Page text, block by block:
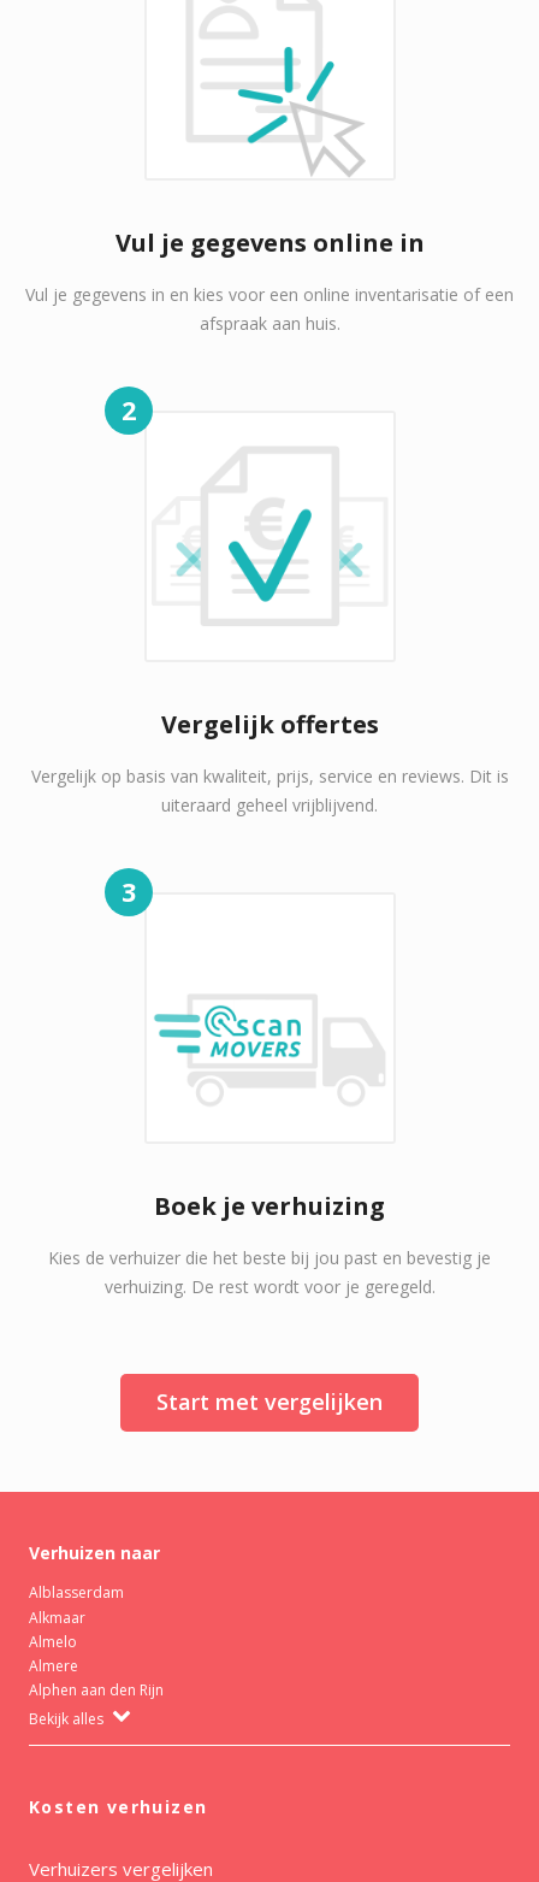
Vul je gegevens online in
Vul je gegevens in en kies voor een online inventarisatie of een
afspraak aan huis.
2
Vergelijk offertes
Vergelijk op basis van kwaliteit, prijs, service en reviews. Dit is
uiteraard geheel vrijblijvend.
3
Boek je verhuizing
Kies de verhuizer die het beste bij jou past en bevestig je
verhuizing. De rest wordt voor je geregeld.
Start met vergelijken
Verhuizen naar
Alblasserdam
Alkmaar
Almelo
Almere
Alphen aan den Rijn
Bekijk alles
Kosten verhuizen
Verhuizers vergelijken